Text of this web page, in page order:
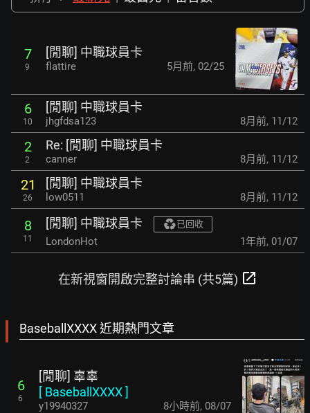
7
9
[閒聊] 中職球員卡
flattire 5月前, 02/25
6
10
[閒聊] 中職球員卡
jhgfdsa123 8月前, 11/12
2
2
Re: [閒聊] 中職球員卡
canner 8月前, 11/12
21
26
[閒聊] 中職球員卡
low0511 8月前, 11/12
8
11
[閒聊] 中職球員卡 已回收
LondonHot 1年前, 01/07
在新視窗開啟完整討論串 (共5篇) open_in_new
BaseballXXXX 近期熱門文章
6
6
[閒聊] 辜辜
[ BaseballXXXX]
y19940327 8小時前, 08/07